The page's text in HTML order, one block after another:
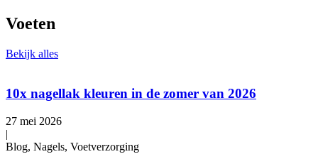
Voeten
Bekijk alles
10x nagellak kleuren in de zomer van 2026
27 mei 2026
|
Blog, Nagels, Voetverzorging